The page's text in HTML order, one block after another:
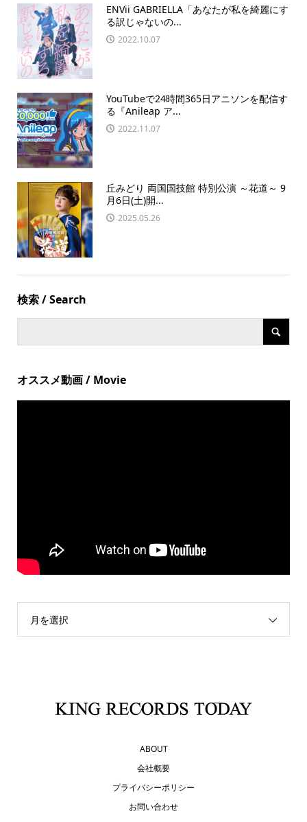
ENVii GABRIELLA「あなたが私を綺麗にす
る訳じゃないの...
2022.10.07
YouTubeで24時間365日アニソンを配信す
る『Anileap ア...
2022.11.07
丘みどり 両国国技館 特別公演 ～花道～ 9
月6日(土)開...
2025.05.26
検索 / Search
オススメ動画 / Movie
月を選択
ABOUT
会社概要
プライバシーポリシー
お問い合わせ